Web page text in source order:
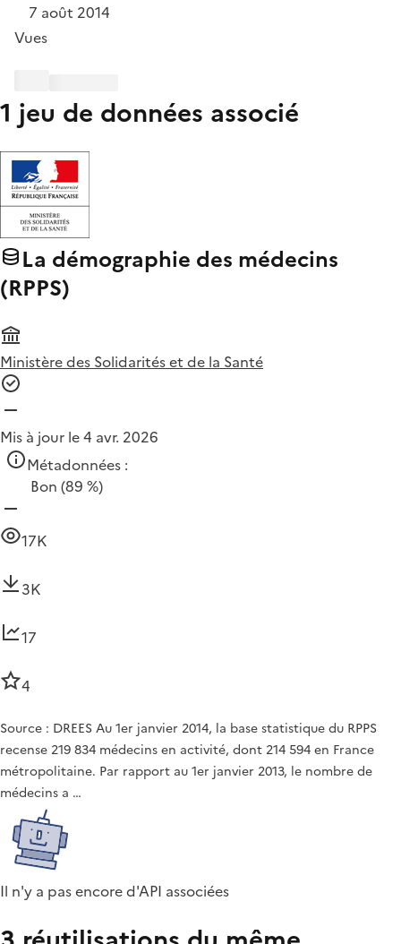
7 août 2014
Vues
1 jeu de données associé
La démographie des médecins
(RPPS)
Ministère des Solidarités et de la Santé
Mis à jour le 4 avr. 2026
Métadonnées :
Bon (89 %)
17K
3K
17
4
Source : DREES Au 1er janvier 2014, la base statistique du RPPS
recense 219 834 médecins en activité, dont 214 594 en France
métropolitaine. Par rapport au 1er janvier 2013, le nombre de
médecins a …
Il n'y a pas encore d'API associées